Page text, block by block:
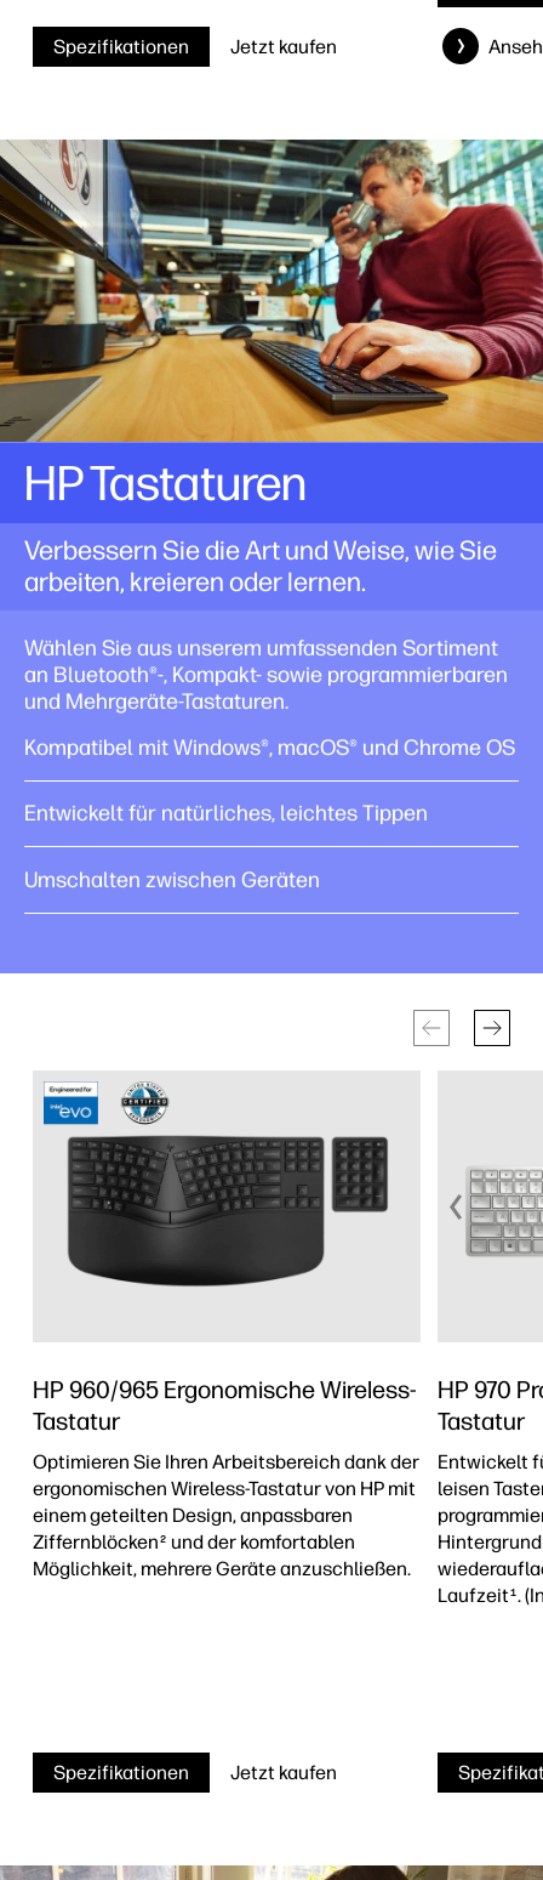
Spezifikationen Jetzt kaufen
HP Tastaturen
Verbessern Sie die Art und Weise, wie Sie
arbeiten, kreieren oder lernen.
Wählen Sie aus unserem umfassenden Sortiment
an Bluetooth®-, Kompakt- sowie programmierbaren
und Mehrgeräte-Tastaturen.
Kompatibel mit Windows®, macOS® und Chrome OS
Entwickelt für natürliches, leichtes Tippen
Umschalten zwischen Geräten
HP 960/965 Ergonomische Wireless-
Tastatur
Optimieren Sie Ihren Arbeitsbereich dank der
ergonomischen Wireless-Tastatur von HP mit
einem geteilten Design, anpassbaren
Ziffernblöcken 2 und der komfortablen
Möglichkeit, mehrere Geräte anzuschließen.
Spezifikationen Jetzt kaufen
HP 970
Tastatur
Entwickelt
leisen
Laufzeit 1.